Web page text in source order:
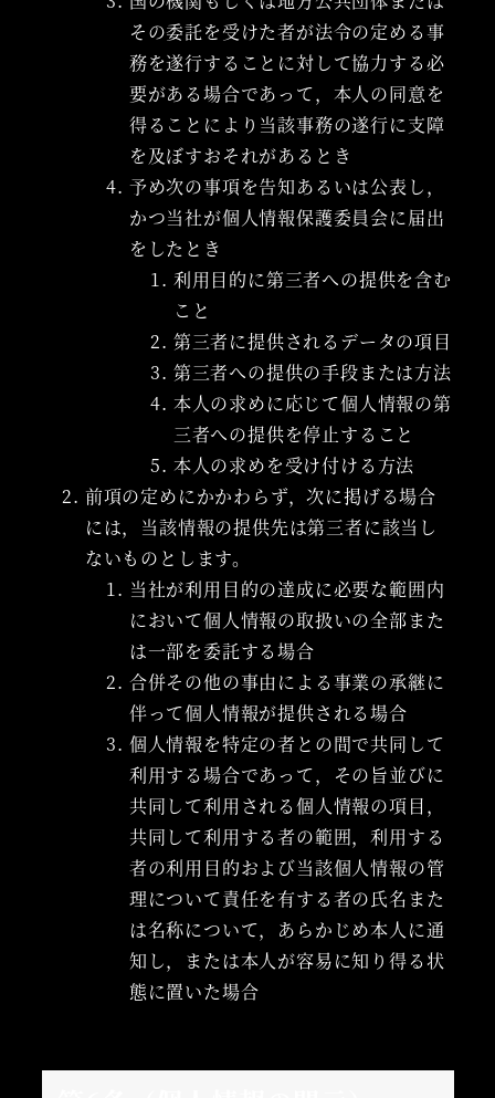
その委託を受けた者が法令の定める事
務を遂行することに対して協力する必
要がある場合であって，本人の同意を
得ることにより当該事務の遂行に支障
を及ぼすおそれがあるとき
予め次の事項を告知あるいは公表し，
かつ当社が個人情報保護委員会に届出
をしたとき
利用目的に第三者への提供を含む
こと
第三者に提供されるデータの項目
第三者への提供の手段または方法
本人の求めに応じて個人情報の第
三者への提供を停止すること
本人の求めを受け付ける方法
前項の定めにかかわらず，次に掲げる場合
には，当該情報の提供先は第三者に該当し
ないものとします。
当社が利用目的の達成に必要な範囲内
において個人情報の取扱いの全部また
は一部を委託する場合
合併その他の事由による事業の承継に
伴って個人情報が提供される場合
個人情報を特定の者との間で共同して
利用する場合であって，その旨並びに
共同して利用される個人情報の項目，
共同して利用する者の範囲，利用する
者の利用目的および当該個人情報の管
理について責任を有する者の氏名また
は名称について，あらかじめ本人に通
知し，または本人が容易に知り得る状
態に置いた場合